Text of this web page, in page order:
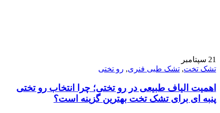
21 سپتامبر
تشک تخت, تشک طبی فنری, رو تختی
اهمیت الیاف طبیعی در رو تختی؛ چرا انتخاب رو تختی
پنبه ای برای تشک تخت بهترین گزینه است؟